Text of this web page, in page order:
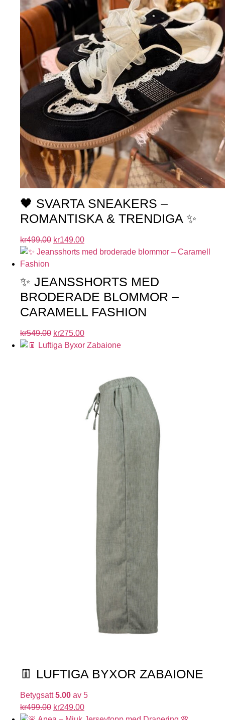
🖤 SVARTA SNEAKERS –
ROMANTISKA & TRENDIGA ✨
kr499.00 kr149.00
✨ JEANSSHORTS MED
BRODERADE BLOMMOR –
CARAMELL FASHION
kr549.00 kr275.00
👖 LUFTIGA BYXOR ZABAIONE
Betygsatt5.00 av 5
kr499.00 kr249.00